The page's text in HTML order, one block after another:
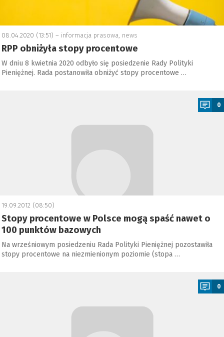
08.04.2020 (13:51) – informacja prasowa, news
RPP obniżyła stopy procentowe
W dniu 8 kwietnia 2020 odbyło się posiedzenie Rady Polityki
Pieniężnej. Rada postanowiła obniżyć stopy procentowe …
0
19.09.2012 (08:50)
Stopy procentowe w Polsce mogą spaść nawet o
100 punktów bazowych
Na wrześniowym posiedzeniu Rada Polityki Pieniężnej pozostawiła
stopy procentowe na niezmienionym poziomie (stopa …
0